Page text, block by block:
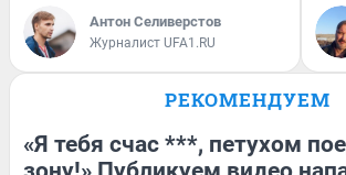
Антон Селиверстов
Журналист UFA1.RU
РЕКОМЕНДУЕМ
«Я тебя счас ***, петухом